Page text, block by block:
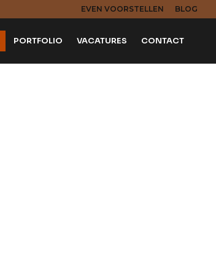
EVEN VOORSTELLEN BLOG
PORTFOLIO VACATURES CONTACT